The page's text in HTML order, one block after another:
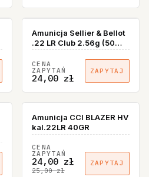
Amunicja Sellier & Bellot
.22 LR Club 2.56g (50
szt.)
CENA
ZAPYTAŃ
24,00 zł
ZAPYTAJ
Amunicja CCI BLAZER HV
kal.22LR 40GR
CENA
ZAPYTAŃ
24,00 zł
25,00 zł
ZAPYTAJ